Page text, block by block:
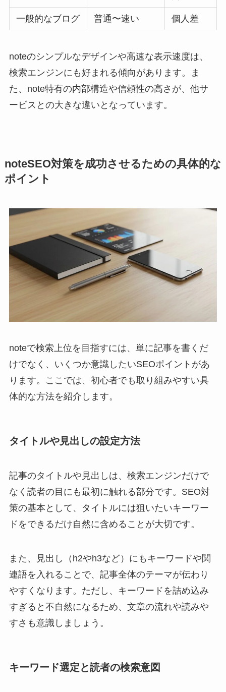
一般的なブログ 普通〜速い 個人差
noteのシンプルなデザインや高速な表示速度は、
検索エンジンにも好まれる傾向があります。ま
た、note特有の内部構造や信頼性の高さが、他サ
ービスとの大きな違いとなっています。
noteSEO対策を成功させるための具体的な
ポイント
noteで検索上位を目指すには、単に記事を書くだ
けでなく、いくつか意識したいSEOポイントがあ
ります。ここでは、初心者でも取り組みやすい具
体的な方法を紹介します。
タイトルや見出しの設定方法
記事のタイトルや見出しは、検索エンジンだけで
なく読者の目にも最初に触れる部分です。SEO対
策の基本として、タイトルには狙いたいキーワー
ドをできるだけ自然に含めることが大切です。
また、見出し（h2やh3など）にもキーワードや関
連語を入れることで、記事全体のテーマが伝わり
やすくなります。ただし、キーワードを詰め込み
すぎると不自然になるため、文章の流れや読みや
すさも意識しましょう。
キーワード選定と読者の検索意図